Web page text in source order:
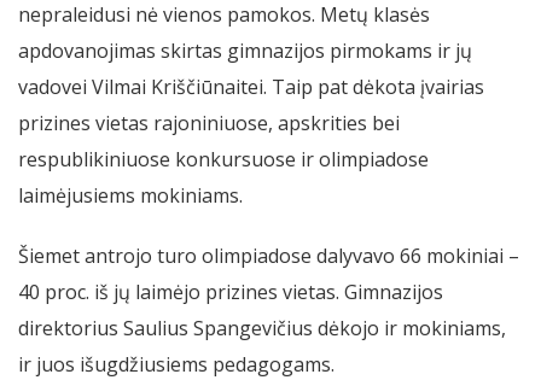
nepraleidusi nė vienos pamokos. Metų klasės
apdovanojimas skirtas gimnazijos pirmokams ir jų
vadovei Vilmai Kriščiūnaitei. Taip pat dėkota įvairias
prizines vietas rajoniniuose, apskrities bei
respublikiniuose konkursuose ir olimpiadose
laimėjusiems mokiniams.
Šiemet antrojo turo olimpiadose dalyvavo 66 mokiniai –
40 proc. iš jų laimėjo prizines vietas. Gimnazijos
direktorius Saulius Spangevičius dėkojo ir mokiniams,
ir juos išugdžiusiems pedagogams.